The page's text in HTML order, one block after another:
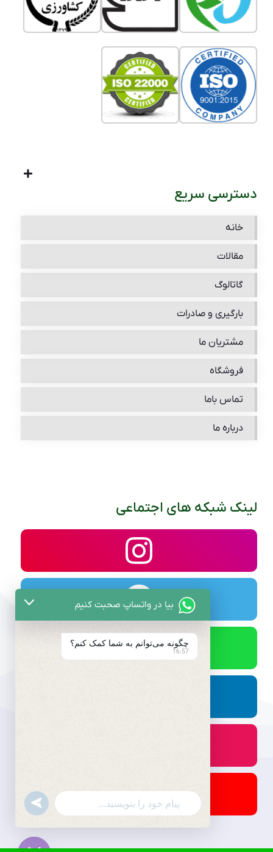
دسترسی سریع
خانه
مقالات
گاتالوگ
بارگیری و صادرات
مشتریان ما
فروشگاه
تماس باما
درباره ما
لینک شبکه های اجتماعی
بیا در واتساپ صحبت کنیم
چگونه می‌توانم به شما کمک کنم؟
16:57
WhatsApp
Message
undefined